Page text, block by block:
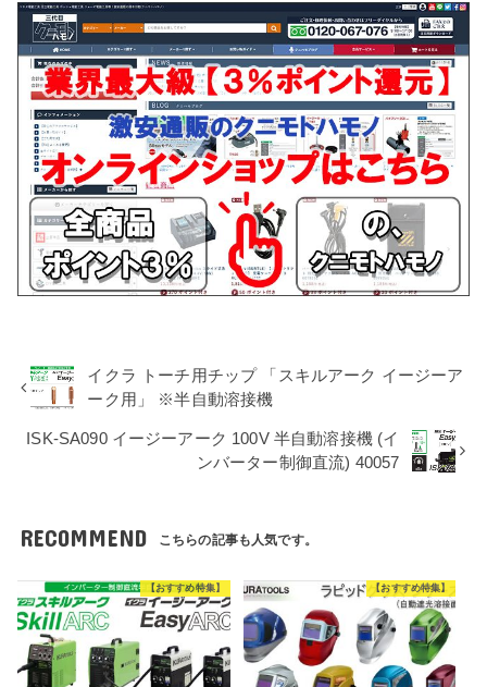
イクラ トーチ用チップ 「スキルアーク イージーア
ーク用」 ※半自動溶接機
ISK-SA090 イージーアーク 100V 半自動溶接機 (イ
ンバーター制御直流) 40057
RECOMMEND こちらの記事も人気です。
【おすすめ特集】 【おすすめ特集】